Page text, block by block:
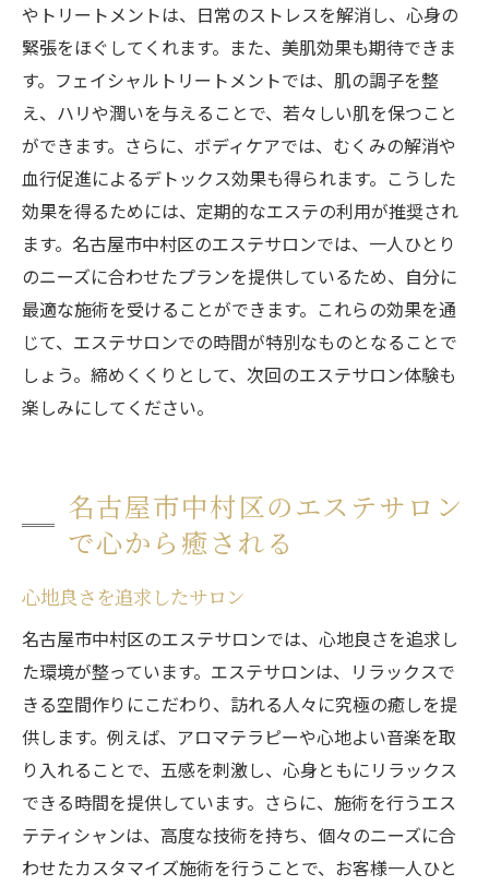
やトリートメントは、日常のストレスを解消し、心身の
緊張をほぐしてくれます。また、美肌効果も期待できま
す。フェイシャルトリートメントでは、肌の調子を整
え、ハリや潤いを与えることで、若々しい肌を保つこと
ができます。さらに、ボディケアでは、むくみの解消や
血行促進によるデトックス効果も得られます。こうした
効果を得るためには、定期的なエステの利用が推奨され
ます。名古屋市中村区のエステサロンでは、一人ひとり
のニーズに合わせたプランを提供しているため、自分に
最適な施術を受けることができます。これらの効果を通
じて、エステサロンでの時間が特別なものとなることで
しょう。締めくくりとして、次回のエステサロン体験も
楽しみにしてください。
名古屋市中村区のエステサロン
で心から癒される
心地良さを追求したサロン
名古屋市中村区のエステサロンでは、心地良さを追求し
た環境が整っています。エステサロンは、リラックスで
きる空間作りにこだわり、訪れる人々に究極の癒しを提
供します。例えば、アロマテラピーや心地よい音楽を取
り入れることで、五感を刺激し、心身ともにリラックス
できる時間を提供しています。さらに、施術を行うエス
テティシャンは、高度な技術を持ち、個々のニーズに合
わせたカスタマイズ施術を行うことで、お客様一人ひと